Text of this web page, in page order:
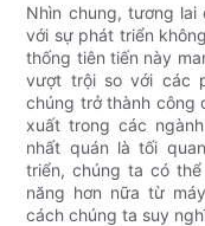
Nhìn chung, tương lai
với sự phát triển
thống tiên tiến này
vượt trội so với các
chúng trở thành công
xuất trong các
nhất quán là tối
triển, chúng ta có
năng hơn nữa từ
cách chúng ta suy